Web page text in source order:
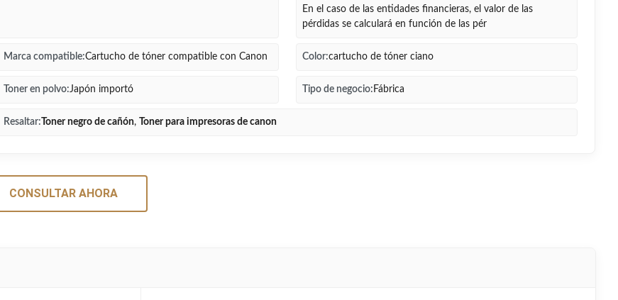
En el caso de las entidades financieras, el valor de las
pérdidas se calculará en función de las pér
Marca compatible:Cartucho de tóner compatible con Canon Color:cartucho de tóner ciano
Toner en polvo:Japón importó Tipo de negocio: Fábrica
Resaltar: Toner negro de cañón, Toner para impresoras de canon
CONSULTAR AHORA